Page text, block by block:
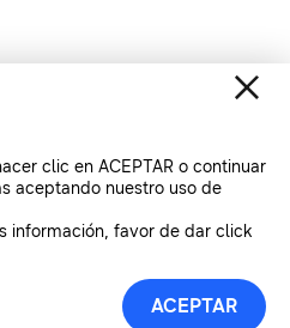
Reserved.
clic en ACEPTAR o continuar
aceptando nuestro uso de
información, favor de dar click
ACEPTAR